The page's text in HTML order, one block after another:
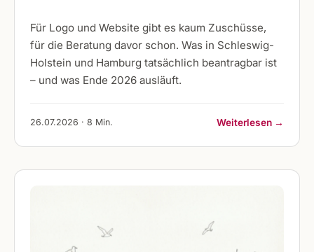
Für Logo und Website gibt es kaum Zuschüsse,
für die Beratung davor schon. Was in Schleswig-
Holstein und Hamburg tatsächlich beantragbar ist
– und was Ende 2026 ausläuft.
26.07.2026 · 8 Min. Weiterlesen →